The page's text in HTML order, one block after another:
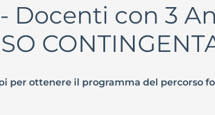
Docenti con 3
per ottenere il programma del percorso